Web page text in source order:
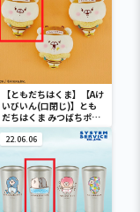
【ともだちはくま】【Aけ
いびいん(口閉じ)】とも
だちはくま みつばちポー
チ
22.06.06